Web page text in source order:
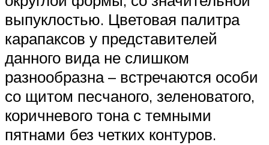
выпуклостью. Цветовая палитра
карапаксов у представителей
данного вида не слишком
разнообразна – встречаются особи
со щитом песчаного, зеленоватого,
коричневого тона с темными
пятнами без четких контуров.